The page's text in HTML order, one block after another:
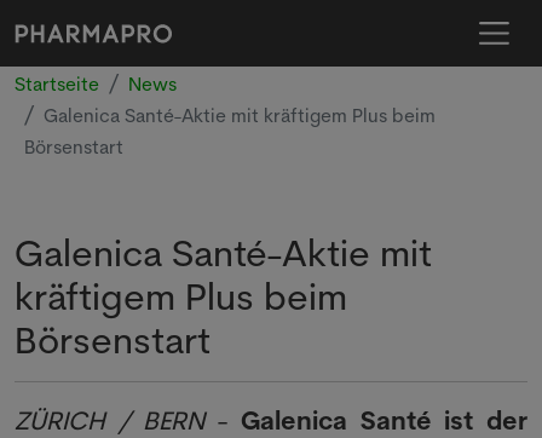
Startseite
News
Galenica Santé-Aktie mit kräftigem Plus beim
Börsenstart
Galenica Santé-Aktie mit
kräftigem Plus beim
Börsenstart
ZÜRICH / BERN- Galenica Santé ist der